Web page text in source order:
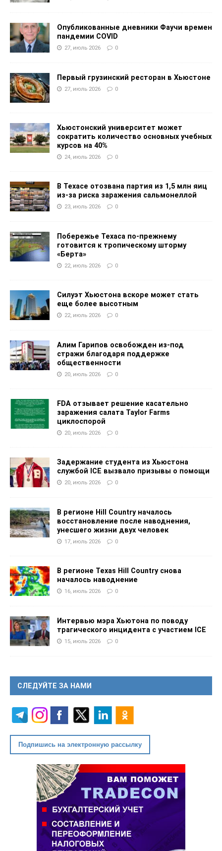
Опубликованные дневники Фаучи времен
пандемии COVID
27, июль 2026 0
Первый грузинский ресторан в Хьюстоне
27, июль 2026 0
Хьюстонский университет может
сократить количество основных учебных
курсов на 40%
24, июль 2026 0
В Техасе отозвана партия из 1,5 млн яиц
из-за риска заражения сальмонеллой
23, июль 2026 0
Побережье Техаса по-прежнему
готовится к тропическому шторму
«Берта»
22, июль 2026 0
Силуэт Хьюстона вскоре может стать
еще более высотным
22, июль 2026 0
Алим Гарипов освобожден из-под
стражи благодаря поддержке
общественности
20, июль 2026 0
FDA отзывает решение касательно
заражения салата Taylor Farms
циклоспорой
20, июль 2026 0
Задержание студента из Хьюстона
службой ICE вызвало призывы о помощи
20, июль 2026 0
В регионе Hill Country началось
восстановление после наводнения,
унесшего жизни двух человек
17, июль 2026 0
В регионе Texas Hill Country снова
началось наводнение
16, июль 2026 0
Интервью мэра Хьютона по поводу
трагического инцидента с участием ICE
15, июль 2026 0
СЛЕДУЙТЕ ЗА НАМИ
Подпишись на электронную рассылку